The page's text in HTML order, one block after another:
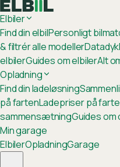
Elbiler
Find din elbilPersonligt
& filtrér alle modellerDatadyk
elbilerGuides om elbilerAlt
Opladning
Find din ladeløsning
på fartenLadepriser på
sammensætningGuides om
Min garage
ElbilerOpladningGarage